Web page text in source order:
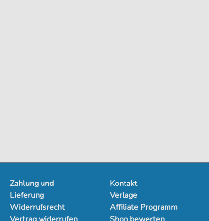
Zahlung und
Lieferung
Widerrufsrecht
Kontakt
Verlage
Affiliate Programm